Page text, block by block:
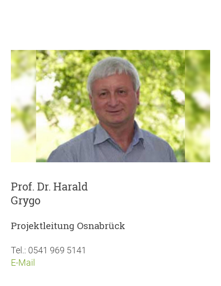
Prof. Dr. Harald
Grygo
Projektleitung Osnabrück
Tel.: 0541 969 5141
E-Mail